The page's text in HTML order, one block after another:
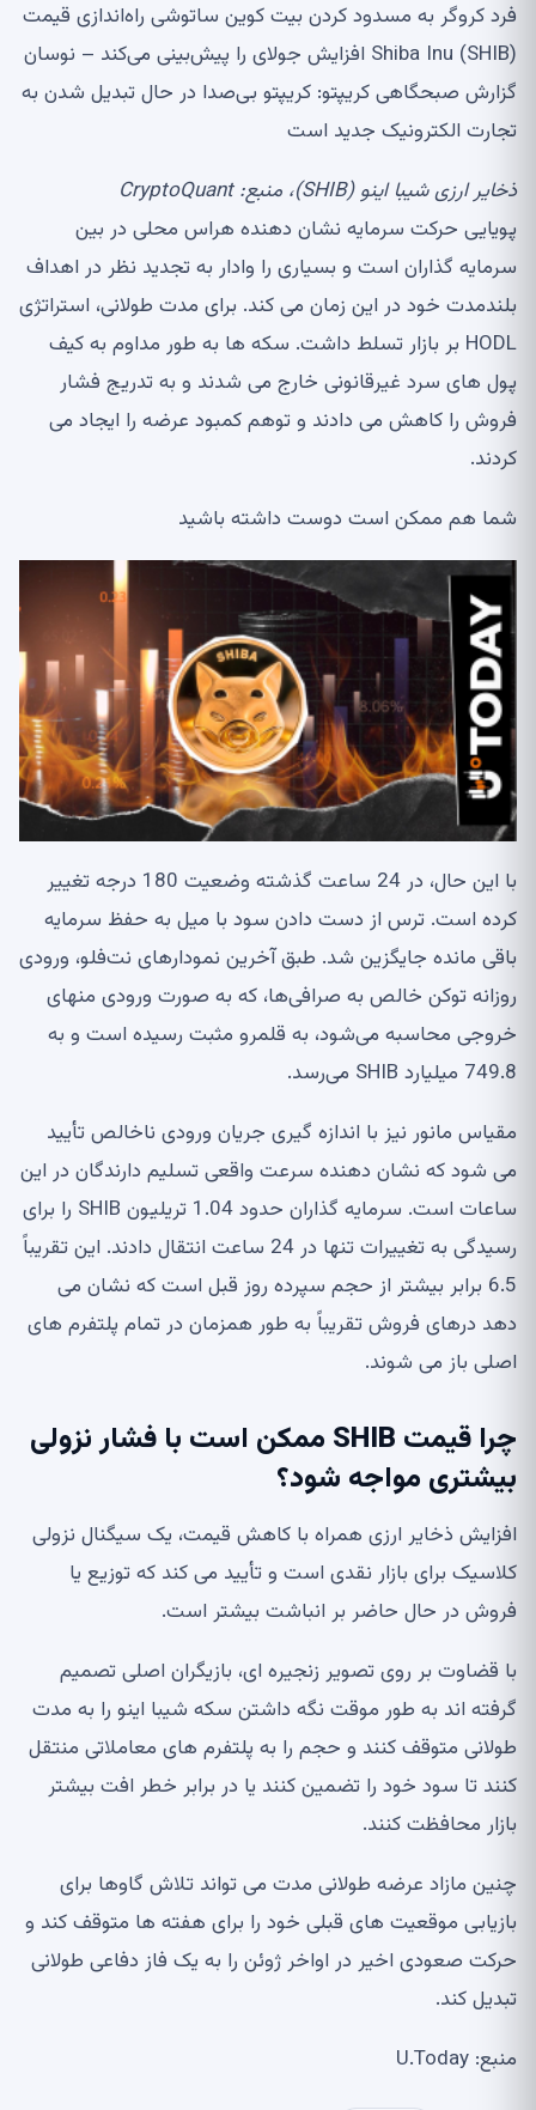
فرد کروگر به مسدود کردن بیت کوین ساتوشی راه‌اندازی قیمت
Shiba Inu (SHIB) افزایش جولای را پیش‌بینی می‌کند – نوسان
گزارش صبحگاهی کریپتو: کریپتو بی‌صدا در حال تبدیل شدن به
تجارت الکترونیک جدید است
ذخایر ارزی شیبا اینو (SHIB)، منبع:
CryptoQuant
پویایی حرکت سرمایه نشان دهنده هراس محلی در بین
سرمایه گذاران است و بسیاری را وادار به تجدید نظر در اهداف
بلندمدت خود در این زمان می کند. برای مدت طولانی، استراتژی
HODL بر بازار تسلط داشت. سکه ها به طور مداوم به کیف
پول های سرد غیرقانونی خارج می شدند و به تدریج فشار
فروش را کاهش می دادند و توهم کمبود عرضه را ایجاد می
کردند.
شما هم ممکن است دوست داشته باشید
با این حال، در 24 ساعت گذشته وضعیت 180 درجه تغییر
کرده است. ترس از دست دادن سود با میل به حفظ سرمایه
باقی مانده جایگزین شد. طبق آخرین نمودارهای نت‌فلو، ورودی
روزانه توکن خالص به صرافی‌ها، که به صورت ورودی منهای
خروجی محاسبه می‌شود، به قلمرو مثبت رسیده است و به
749.8 میلیارد SHIB می‌رسد.
مقیاس مانور نیز با اندازه گیری جریان ورودی ناخالص تأیید
می شود که نشان دهنده سرعت واقعی تسلیم دارندگان در این
ساعات است. سرمایه گذاران حدود 1.04 تریلیون SHIB را برای
رسیدگی به تغییرات تنها در 24 ساعت انتقال دادند. این تقریباً
6.5 برابر بیشتر از حجم سپرده روز قبل است که نشان می
دهد درهای فروش تقریباً به طور همزمان در تمام پلتفرم های
اصلی باز می شوند.
چرا قیمت SHIB ممکن است با فشار نزولی
بیشتری مواجه شود؟
افزایش ذخایر ارزی همراه با کاهش قیمت، یک سیگنال نزولی
کلاسیک برای بازار نقدی است و تأیید می کند که توزیع یا
فروش در حال حاضر بر انباشت بیشتر است.
با قضاوت بر روی تصویر زنجیره ای، بازیگران اصلی تصمیم
گرفته اند به طور موقت نگه داشتن سکه شیبا اینو را به مدت
طولانی متوقف کنند و حجم را به پلتفرم های معاملاتی منتقل
کنند تا سود خود را تضمین کنند یا در برابر خطر افت بیشتر
بازار محافظت کنند.
چنین مازاد عرضه طولانی مدت می تواند تلاش گاوها برای
بازیابی موقعیت های قبلی خود را برای هفته ها متوقف کند و
حرکت صعودی اخیر در اواخر ژوئن را به یک فاز دفاعی طولانی
تبدیل کند.
منبع: U.Today